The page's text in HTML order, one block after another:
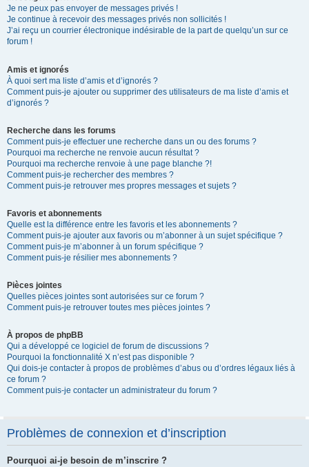
Je ne peux pas envoyer de messages privés !
Je continue à recevoir des messages privés non sollicités !
J’ai reçu un courrier électronique indésirable de la part de quelqu’un sur ce
forum !
Amis et ignorés
À quoi sert ma liste d’amis et d’ignorés ?
Comment puis-je ajouter ou supprimer des utilisateurs de ma liste d’amis et
d’ignorés ?
Recherche dans les forums
Comment puis-je effectuer une recherche dans un ou des forums ?
Pourquoi ma recherche ne renvoie aucun résultat ?
Pourquoi ma recherche renvoie à une page blanche ?!
Comment puis-je rechercher des membres ?
Comment puis-je retrouver mes propres messages et sujets ?
Favoris et abonnements
Quelle est la différence entre les favoris et les abonnements ?
Comment puis-je ajouter aux favoris ou m’abonner à un sujet spécifique ?
Comment puis-je m’abonner à un forum spécifique ?
Comment puis-je résilier mes abonnements ?
Pièces jointes
Quelles pièces jointes sont autorisées sur ce forum ?
Comment puis-je retrouver toutes mes pièces jointes ?
À propos de phpBB
Qui a développé ce logiciel de forum de discussions ?
Pourquoi la fonctionnalité X n’est pas disponible ?
Qui dois-je contacter à propos de problèmes d’abus ou d’ordres légaux liés à
ce forum ?
Comment puis-je contacter un administrateur du forum ?
Problèmes de connexion et d’inscription
Pourquoi ai-je besoin de m’inscrire ?